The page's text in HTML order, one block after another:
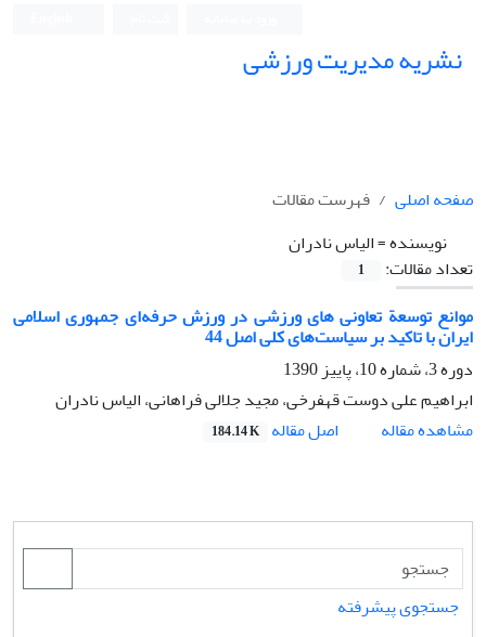
نشریه مدیریت ورزشی
صفحه اصلی
فهرست مقالات
نویسنده =الیاس نادران
تعداد مقالات:
1
موانع توسعة تعاونی های ورزشی در ورزش حرفه‌ای جمهوری اسلامی
ایران با تاکید بر سیاست‌های کلی اصل 44
دوره 3، شماره 10، پاییز 1390
ابراهیم علی دوست قهفرخی، مجید جلالی فراهانی، الیاس نادران
مشاهده مقاله
اصل مقاله 184.14 K
جستجوی پیشرفته